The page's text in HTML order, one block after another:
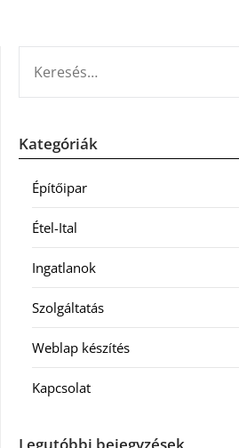
Kategóriák
Építőipar
Étel-Ital
Ingatlanok
Szolgáltatás
Weblap készítés
Kapcsolat